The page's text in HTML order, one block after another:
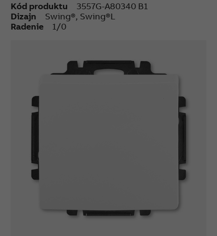
Kód produktu
3557G-A80340 B1
Dizajn
Swing®, Swing®L
Radenie
1/0